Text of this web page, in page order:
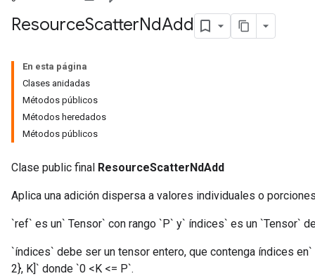
ResourceScatterNdAdd
En esta página
Clases anidadas
Métodos públicos
Métodos heredados
Métodos públicos
Clase public final ResourceScatterNdAdd
Aplica una adición dispersa a valores individuales o
`ref` es un` Tensor` con rango `P` y` índices` es un `Tensor`
`índices` debe ser un tensor entero, que contenga índices
2}, K]` donde `0 <K <= P`.